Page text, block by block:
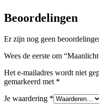
Beoordelingen
Er zijn nog geen
Wees de eerste om
Het e-mailadres wordt niet
gemarkeerd met *
Je waardering *